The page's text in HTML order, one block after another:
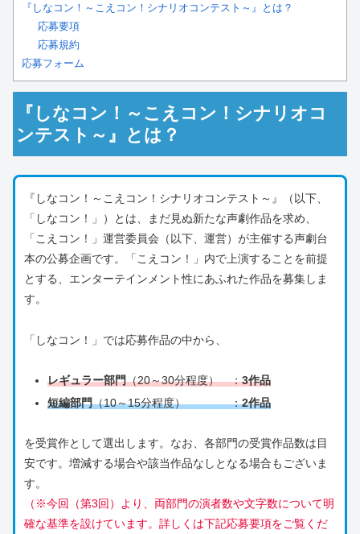
『しなコン！～こえコン！シナリオコンテスト～』とは？
応募要項
応募規約
応募フォーム
『しなコン！～こえコン！シナリオコ
ンテスト～』とは？
『しなコン！～こえコン！シナリオコンテスト～』（以下、
「しなコン！」）とは、まだ見ぬ新たな声劇作品を求め、
「こえコン！」運営委員会（以下、運営）が主催する声劇台
本の公募企画です。「こえコン！」内で上演することを前提
とする、エンターテインメント性にあふれた作品を募集しま
す。
「しなコン！」では応募作品の中から、
レギュラー部門（20～30分程度） ：3作品
短編部門（10～15分程度） ：2作品
を受賞作として選出します。なお、各部門の受賞作品数は目
安です。増減する場合や該当作品なしとなる場合もございま
す。
（※今回（第3回）より、両部門の演者数や文字数について明
確な基準を設けています。詳しくは下記応募要項をご覧くだ